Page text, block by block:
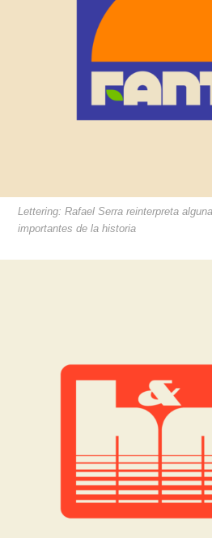
Lettering: Rafael Serra reinterpreta
importantes de la historia